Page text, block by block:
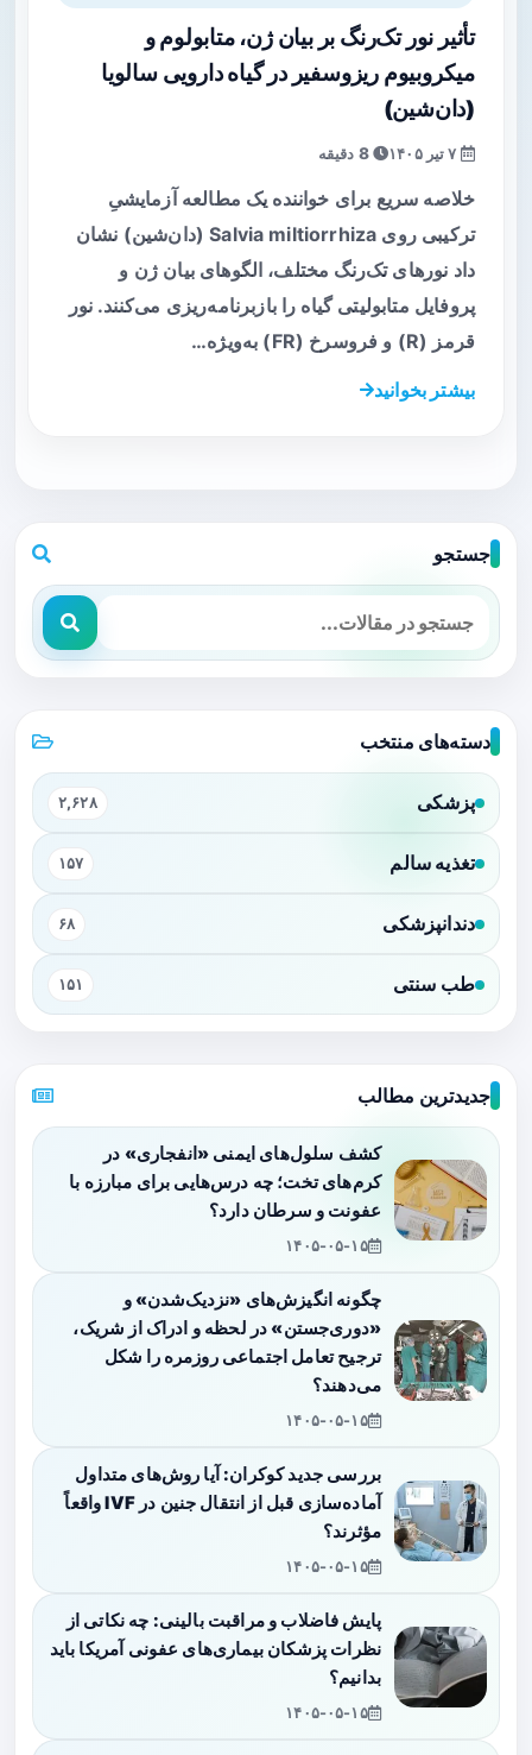
تأثیر نور تک‌رنگ بر بیان ژن، متابولوم و
میکروبیوم ریزوسفیر در گیاه دارویی سالویا
(دان‌شین)
8 دقیقه
خلاصه سریع برای خواننده یک مطالعه آزمایشیِ
ترکیبی روی Salvia miltiorrhiza (دان‌شین) نشان
داد نورهای تک‌رنگ مختلف، الگوهای بیان ژن و
پروفایل متابولیتی گیاه را بازبرنامه‌ریزی می‌کنند. نور
قرمز (R) و فروسرخ (FR) به‌ویژه…
بیشتر بخوانید
جستجو
دسته‌های منتخب
پزشکی ۲,۶۲۸
تغذیه سالم ۱۵۷
دندانپزشکی ۶۸
طب سنتی ۱۵۱
جدیدترین مطالب
کشف سلول‌های ایمنی «انفجاری» در
کرم‌های تخت؛ چه درس‌هایی برای مبارزه با
عفونت و سرطان دارد؟
۱۴۰۵-۰۵-۱۵
چگونه انگیزش‌های «نزدیک‌شدن» و
«دوری‌جستن» در لحظه و ادراک از شریک،
ترجیح تعامل اجتماعی روزمره را شکل
می‌دهند؟
۱۴۰۵-۰۵-۱۵
بررسی جدید کوکران: آیا روش‌های متداول
آماده‌سازی قبل از انتقال جنین در IVF واقعاً
مؤثرند؟
۱۴۰۵-۰۵-۱۵
پایش فاضلاب و مراقبت بالینی: چه نکاتی از
نظرات پزشکان بیماری‌های عفونی آمریکا باید
بدانیم؟
۱۴۰۵-۰۵-۱۵